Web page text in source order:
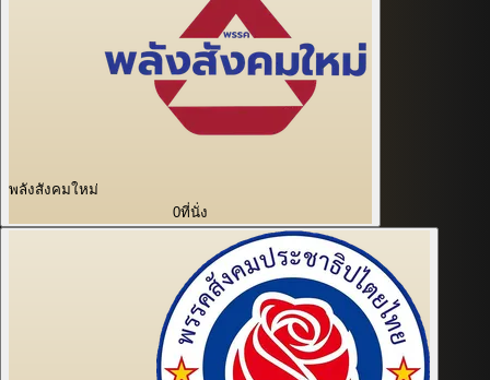
พลังสังคมใหม่
0ที่นั่ง